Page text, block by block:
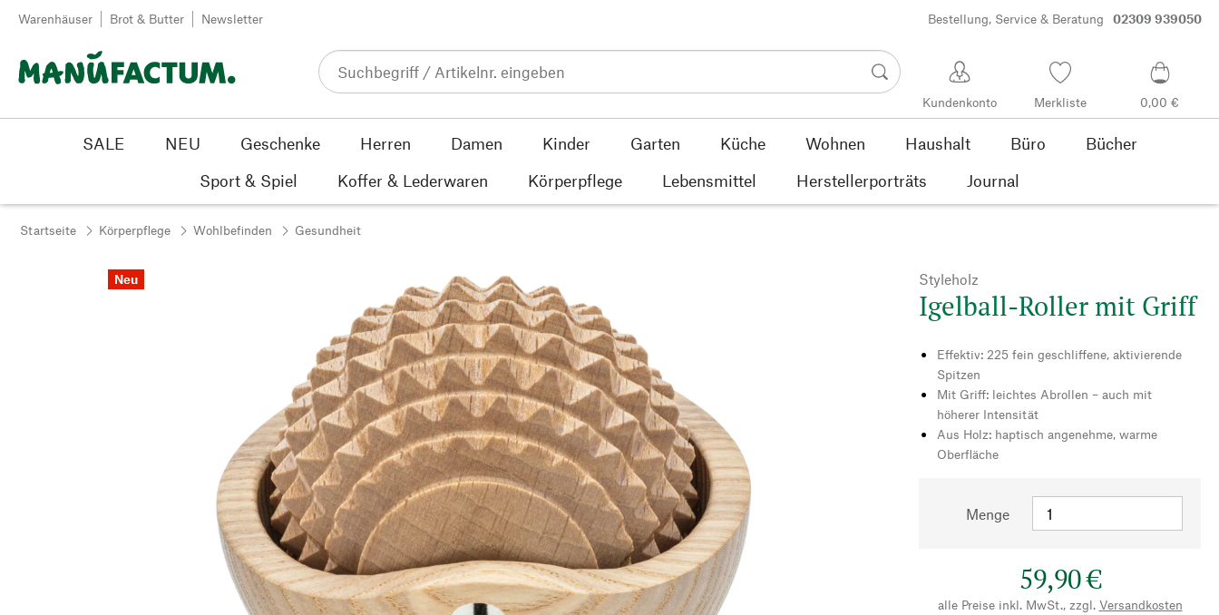
Zum Inhalt springen
Warenhäuser Brot & Butter Newsletter Bestellung, Service & Beratung 02309 939050
Kundenkonto Merkliste 0,00 €
SALE NEU Geschenke Herren Damen Kinder Garten Küche Wohnen Haushalt Büro
Bücher
Sport & Spiel
Koffer & Lederwaren Körperpflege Lebensmittel Herstellerporträts Journal
Startseite Körperpflege Wohlbefinden Gesundheit
Neu Styleholz
Igelball-Roller mit Griff
Effektiv: 225 fein geschliffene, aktivierende
Spitzen
Mit Griff: leichtes Abrollen – auch mit
höherer Intensität
Aus Holz: haptisch angenehme, warme
Oberfläche
Menge
59,90 €
alle Preise inkl. MwSt., zzgl. Versandkosten